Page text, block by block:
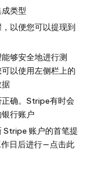
类型
以便您可以提现到
够安全地进行测
以使用左侧栏上的
据
确。Stripe有时会
行账户
Stripe 账户的首笔提
作日后进行—点击此